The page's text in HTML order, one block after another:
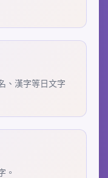
、漢字等日文字
。